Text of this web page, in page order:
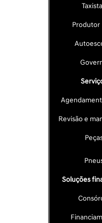
Produtor
Revisão e
Soluções